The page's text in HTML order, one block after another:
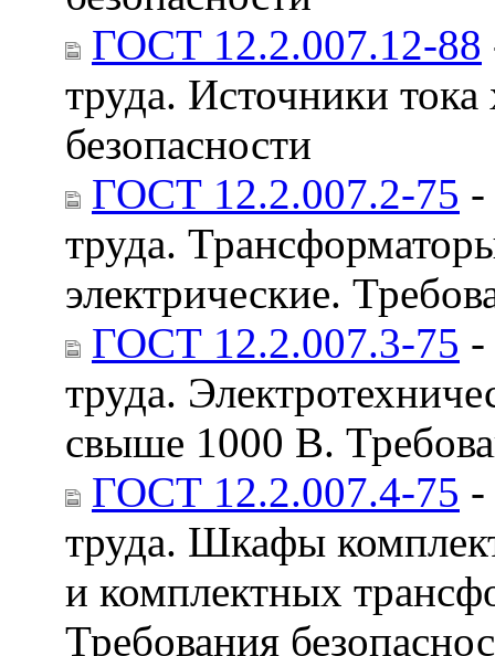
ГОСТ 12.2.007.12-88
труда. Источники
безопасности
ГОСТ 12.2.007.2-75 -
труда.
электрические.
ГОСТ 12.2.007.3-75 -
труда.
свыше 1000 В.
ГОСТ 12.2.007.4-75 -
труда. Шкафы
и комплектных
Требования